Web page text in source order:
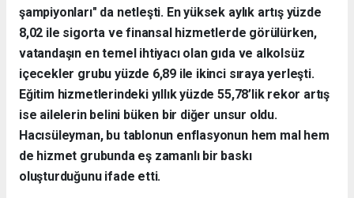
şampiyonları" da netleşti. En yüksek aylık artış yüzde
8,02 ile sigorta ve finansal hizmetlerde görülürken,
vatandaşın en temel ihtiyacı olan gıda ve alkolsüz
içecekler grubu yüzde 6,89 ile ikinci sıraya yerleşti.
Eğitim hizmetlerindeki yıllık yüzde 55,78’lik rekor artış
ise ailelerin belini büken bir diğer unsur oldu.
Hacısüleyman, bu tablonun enflasyonun hem mal hem
de hizmet grubunda eş zamanlı bir baskı
oluşturduğunu ifade etti.